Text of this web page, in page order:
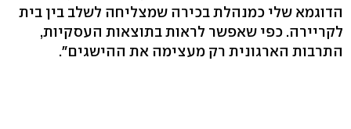
הדוגמא שלי כמנהלת בכירה שמצליחה לשלב בין בית
לקריירה. כפי שאפשר לראות בתוצאות העסקיות,
התרבות הארגונית רק מעצימה את ההישגים".